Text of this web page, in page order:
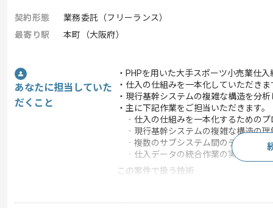
契約形態
業務委託（フリーランス）
最寄り駅
本町（大阪府）
あなたに担当していた
だくこと
・PHPを用いた大手スポーツ小売業仕
・仕入の仕組みを一本化していただきま
・現行基幹システムの複雑な構造を分
・主に下記作業をご担当いただきます。
‐仕入の仕組みを一本化するためのプ
‐現行基幹システムの複雑な構造の理
‐複数のサブシステム間のデータ連携
‐仕入データの統合作業の実施
この案件で扱う技術